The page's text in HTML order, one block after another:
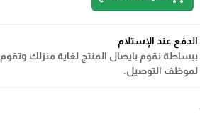
الدفع عند الإستلام
ببساطة نقوم بايصال المنتج لغاية منزلك
لموظف التوصيل.